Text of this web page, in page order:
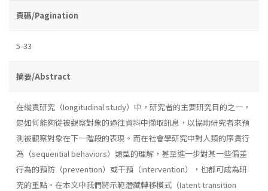
頁碼/Pagination
5-33
摘要/Abstract
在縱貫研究（Iongitudinal study）中，研究者的主要研究目的之一，
是如何能夠從被觀察對象的過往資料中擷取訊息，以協助研究者來預
測被觀察對象在下一階段的表現。而在社會學研究中對人類的序貫行
為（sequential behaviors）類型的理解，甚至進一步對某一些偏差
行為的預防（prevention）或干預（intervention），也都可成為研
究的重點。在本文中我們將示範潛藏轉移模式（Iatent transition